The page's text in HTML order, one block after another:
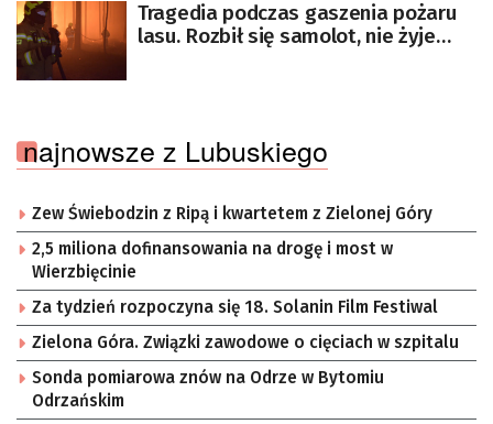
Tragedia podczas gaszenia pożaru
lasu. Rozbił się samolot, nie żyje
najnowsze z Lubuskiego
Zew Świebodzin z Ripą i kwartetem z Zielonej Góry
2,5 miliona dofinansowania na drogę i most w
Wierzbięcinie
Za tydzień rozpoczyna się 18. Solanin Film Festiwal
Zielona Góra. Związki zawodowe o cięciach w szpitalu
Sonda pomiarowa znów na Odrze w Bytomiu
Odrzańskim